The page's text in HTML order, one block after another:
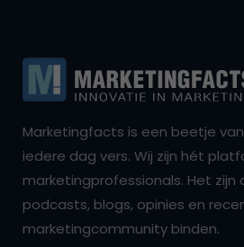
Marketingfacts is een beetje
iedere dag vers. Wij zijn hét
marketingprofessionals. Het zijn
podcasts, blogs, opinies en
marketingcommunity binden.